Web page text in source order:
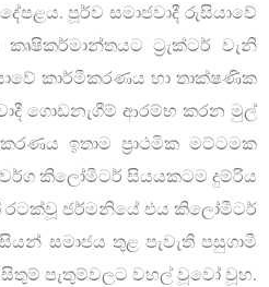
පූර්ව සමාජවාදී රුසියාවේ
ට්‍රැක්ටර් වැනි
කාර්මීකරණය හා තාක්ෂණික
ගොඩනැගීම් ආරම්භ කරන මුල්
ඉතාම ප්‍රාථමික මට්ටමක
කිලෝමීටර් සියයකටම දුම්රිය
රටක්වූ ජර්මනියේ එය කිලෝමීටර්
සමාජය තුළ පැවැති පසුගාමී
පැතුම්වලට වහල් වූවෝ වූහ.